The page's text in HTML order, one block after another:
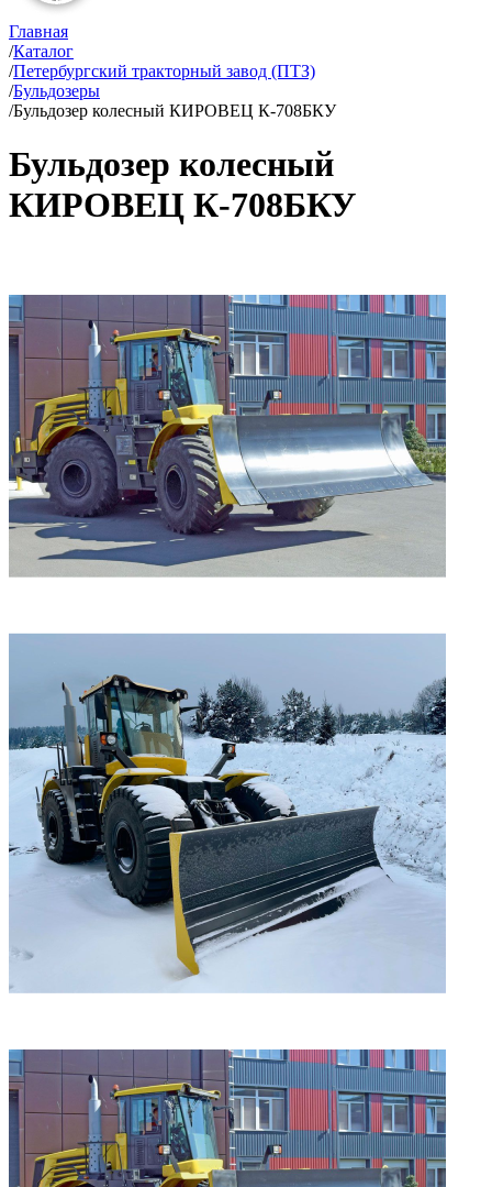
Главная
/Каталог
/Петербургский тракторный завод (ПТЗ)
/Бульдозеры
/Бульдозер колесный КИРОВЕЦ К-708БКУ
Бульдозер колесный
КИРОВЕЦ К-708БКУ